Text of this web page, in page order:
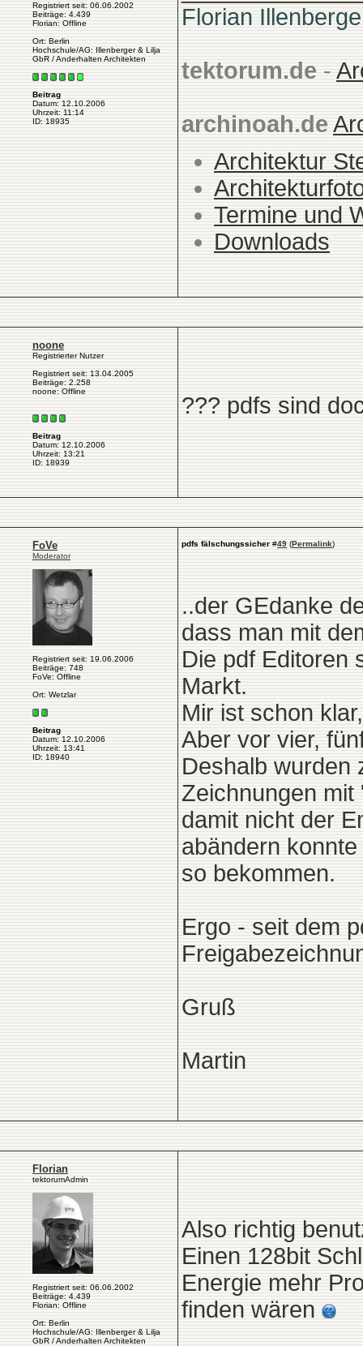
Registriert seit: 06.06.2002
Beiträge: 4.439
Florian: Offline
Ort: Berlin
Hochschule/AG: Illenberger & Lilja
GbR / Anderhalten Architekten
Beitrag
Datum: 12.10.2006
Uhrzeit: 11:14
ID: 18935
Florian
tektorum.de -
archinoah.de
Architektur
Termine und
Downloads
noone
Registrierter Nutzer
Registriert seit: 13.04.2005
Beiträge: 2.258
noone: Offline
Beitrag
Datum: 12.10.2006
Uhrzeit: 13:21
ID: 18939
??? pdfs sind
FoVe
Moderator
Registriert seit: 19.06.2006
Beiträge: 748
FoVe: Offline
Ort: Wetzlar
Beitrag
Datum: 12.10.2006
Uhrzeit: 13:41
ID: 18940
pdfs fälschungssicher #49 (Permalink)
..der GEdanke
dass man mit
Die pdf Editoren
Markt.
Mir ist schon
Aber vor vier,
Deshalb wurden
Zeichnungen
damit nicht der
abändern
so bekommen.
Ergo - seit dem
Gruß
Martin
Florian
tektorumAdmin
Registriert seit: 06.06.2002
Beiträge: 4.439
Florian: Offline
Ort: Berlin
Hochschule/AG: Illenberger & Lilja
GbR / Anderhalten Architekten
Also richtig
Einen 128bit
Energie mehr
finden wären